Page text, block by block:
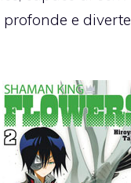
profonde e